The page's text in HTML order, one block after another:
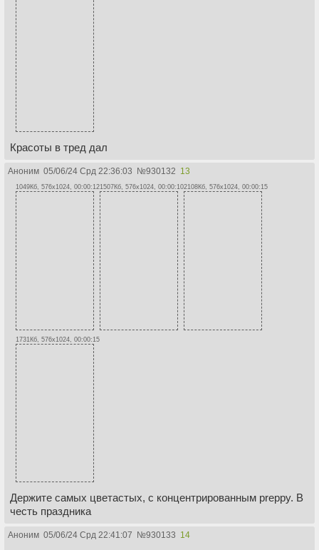
Красоты в тред дал
Аноним 05/06/24 Срд 22:36:03 №930132 13
1049Кб, 576x1024, 00:00:121507Кб, 576x1024, 00:00:102108Кб, 576x1024, 00:00:15
1731Кб, 576x1024, 00:00:15
Держите самых цветастых, с концентрированным preppy. В
честь праздника
Аноним 05/06/24 Срд 22:41:07 №930133 14